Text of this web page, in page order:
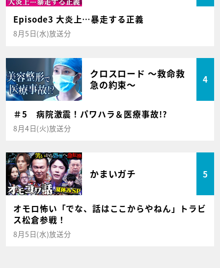
Episode3 大炎上…暴走する正義
8月5日(水)放送分
クロスロード ～救命救
急の約束～
4
＃5 病院激震！パワハラ＆医療事故!?
8月4日(火)放送分
かまいガチ 5
オモロ怖い「でな、話はここからやねん」トラビ
ス松倉参戦！
8月5日(水)放送分